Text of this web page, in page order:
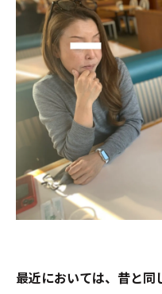
最近においては、昔と同